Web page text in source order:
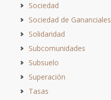
Sociedad
Sociedad de Gananciales
Solidaridad
Subcomunidades
Subsuelo
Superación
Tasas